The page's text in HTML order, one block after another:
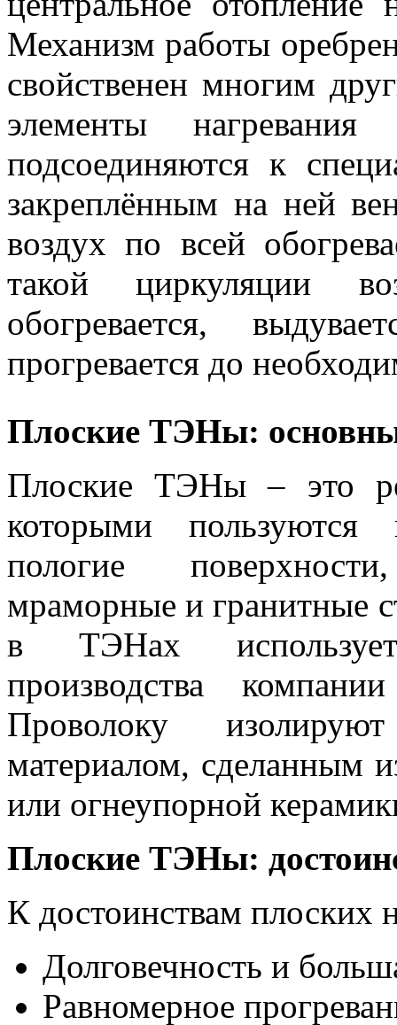
Механизм работы
свойственен многим
элементы
подсоединяются к
закреплённым на ней
воздух по всей
такой циркуляции
обогревается,
прогревается до
Плоские ТЭНы:
Плоские ТЭНы – это
которыми пользуются
пологие
мраморные и гранитные
в ТЭНах
производства
Проволоку
материалом, сделанным
или огнеупорной
Плоские ТЭНы:
К достоинствам плоских
Долговечность и
Равномерное